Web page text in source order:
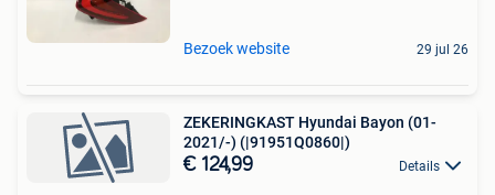
Bezoek website 29 jul 26
ZEKERINGKAST Hyundai Bayon (01-
2021/-) (|91951Q0860|)
€ 124,99 Details